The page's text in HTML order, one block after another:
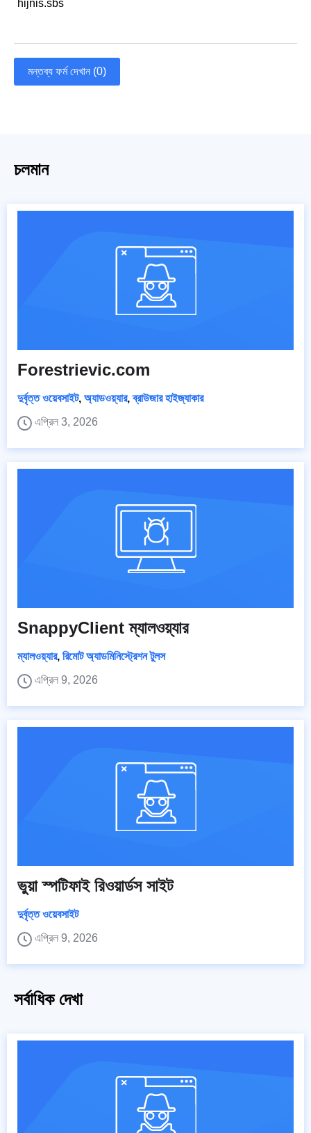
hijnis.sbs
মন্তব্য ফর্ম দেখান (0)
চলমান
Forestrievic.com
দুর্বৃত্ত ওয়েবসাইট, অ্যাডওয়্যার,ব্রাউজার হাইজ্যাকার
এপ্রিল 3, 2026
SnappyClient ম্যালওয়্যার
ম্যালওয়্যার, রিমোট অ্যাডমিনিস্ট্রেশন টুলস
এপ্রিল 9, 2026
ভুয়া স্পটিফাই রিওয়ার্ডস সাইট
দুর্বৃত্ত ওয়েবসাইট
এপ্রিল 9, 2026
সর্বাধিক দেখা